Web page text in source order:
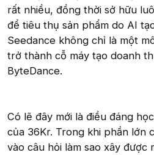
rất nhiều, đồng thời sở hữu
để tiêu thụ sản phẩm do AI
Seedance không chỉ là một
trở thành cỗ máy tạo doanh
ByteDance.
Có lẽ đây mới là điều đáng
của 36Kr. Trong khi phần lớn
vào câu hỏi làm sao xây được